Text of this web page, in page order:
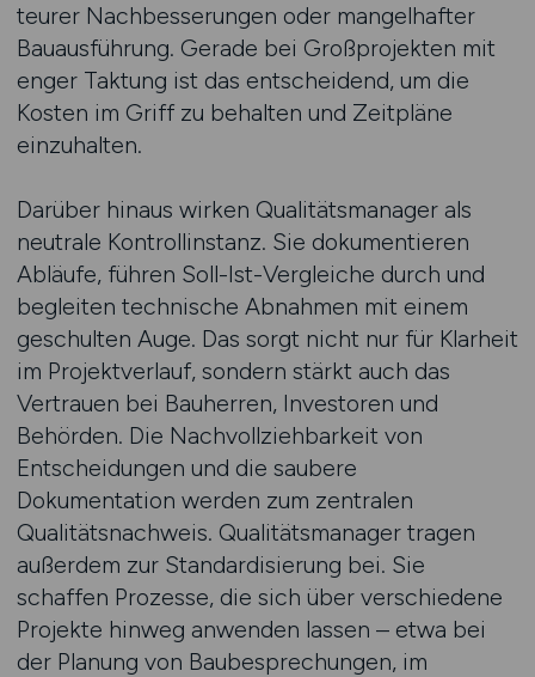
teurer Nachbesserungen oder mangelhafter
Bauausführung. Gerade bei Großprojekten mit
enger Taktung ist das entscheidend, um die
Kosten im Griff zu behalten und Zeitpläne
einzuhalten.
Darüber hinaus wirken Qualitätsmanager als
neutrale Kontrollinstanz. Sie dokumentieren
Abläufe, führen Soll-Ist-Vergleiche durch und
begleiten technische Abnahmen mit einem
geschulten Auge. Das sorgt nicht nur für Klarheit
im Projektverlauf, sondern stärkt auch das
Vertrauen bei Bauherren, Investoren und
Behörden. Die Nachvollziehbarkeit von
Entscheidungen und die saubere
Dokumentation werden zum zentralen
Qualitätsnachweis. Qualitätsmanager tragen
außerdem zur Standardisierung bei. Sie
schaffen Prozesse, die sich über verschiedene
Projekte hinweg anwenden lassen – etwa bei
der Planung von Baubesprechungen, im